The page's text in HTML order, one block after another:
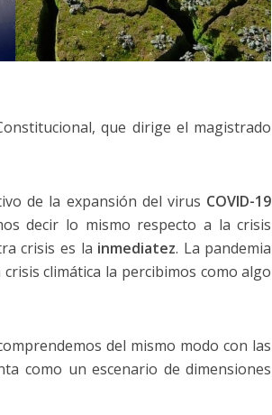
que dirige el magistrado
de la expansión del virus COVID-19
decir lo mismo respecto a la crisis
crisis es la inmediatez. La pandemia
climática la percibimos como algo
del mismo modo con las
como un escenario de dimensiones